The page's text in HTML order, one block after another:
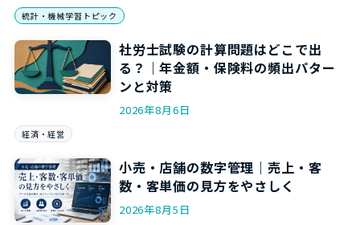
統計・機械学習トピック
社労士試験の計算問題はどこで出
る？｜年金額・保険料の頻出パター
ンと対策
2026年8月6日
経済・経営
小売・店舗の数字管理｜売上・客
数・客単価の見方をやさしく
2026年8月5日